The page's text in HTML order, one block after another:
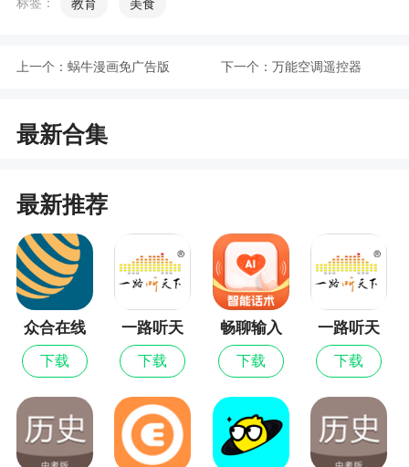
2、轻松完美自由的进行多种习题练习！丰富的
3、软件专为工程建筑人士量身打造，丰富的工
教学课程，海量历年真题模拟试题任你一览无遗
更新日志
升级说明
修改bug
标签： 教育 美食
上一个： 蜗牛漫画免广告版 下一个： 万能空调遥控器
最新合集
最新推荐
众合在线
下载
一路听天
下最新版
下载
畅聊输入
法
下载
一路听天
下
下载